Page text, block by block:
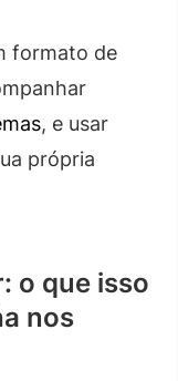
formato de
, e usar
própria
o que isso
nos